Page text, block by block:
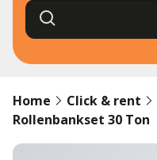
Home Click & rent
Rollenbankset 30 Ton